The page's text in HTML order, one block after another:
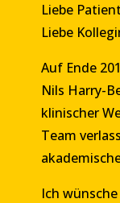
Liebe
Liebe
Auf Ende
Nils Harry-
klinischer
Team
Ich